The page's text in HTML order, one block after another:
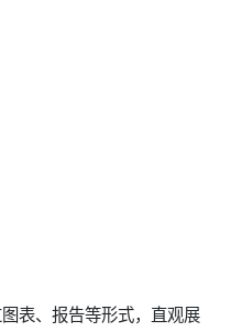
表、报告等形式，直观展